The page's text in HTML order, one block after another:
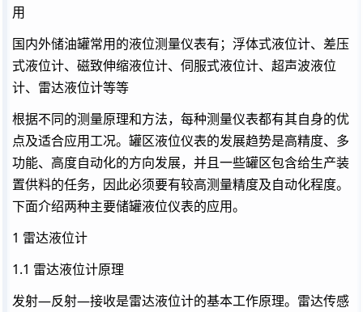
用
国内外储油罐常用的液位测量仪表有；浮体式液位计、差压
式液位计、磁致伸缩液位计、伺服式液位计、超声波液位
计、雷达液位计等等
根据不同的测量原理和方法，每种测量仪表都有其自身的优
点及适合应用工况。罐区液位仪表的发展趋势是高精度、多
功能、高度自动化的方向发展，并且一些罐区包含给生产装
置供料的任务，因此必须要有较高测量精度及自动化程度。
下面介绍两种主要储罐液位仪表的应用。
1 雷达液位计
1.1 雷达液位计原理
发射—反射—接收是雷达液位计的基本工作原理。雷达传感